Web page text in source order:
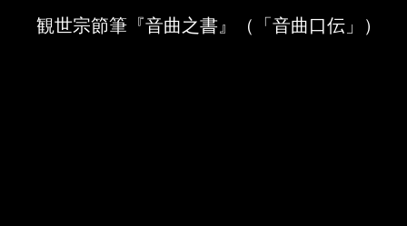
Media Viewer
観世宗節筆『音曲之書』（「音曲口伝」）